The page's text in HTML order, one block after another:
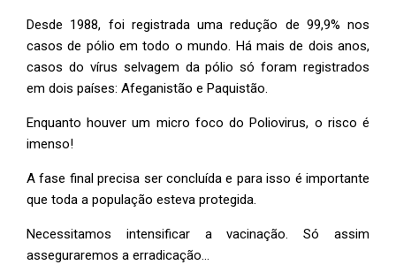
Desde 1988, foi registrada uma redução de 99,9% nos
casos de pólio em todo o mundo. Há mais de dois anos,
casos do vírus selvagem da pólio só foram registrados
em dois países: Afeganistão e Paquistão.
Enquanto houver um micro foco do Poliovirus, o risco é
imenso!
A fase final precisa ser concluída e para isso é importante
que toda a população esteva protegida.
Necessitamos intensificar a vacinação. Só assim
asseguraremos a erradicação…